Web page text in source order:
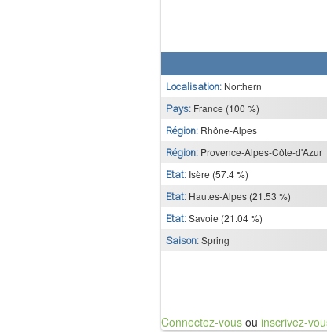
Localisation: Northern
Pays: France (100 %)
Région: Rhône-Alpes
Région: Provence-Alpes-Côte-d'Azur
Etat: Isère (57.4 %)
Etat: Hautes-Alpes (21.53 %)
Etat: Savoie (21.04 %)
Saison: Spring
Connectez-vousou inscrivez-